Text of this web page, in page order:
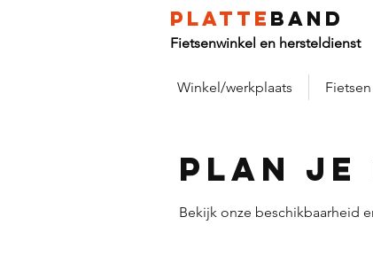
platte band
Fietsenwinkel en hersteldienst
Winkel/werkplaats Fietsen
Plan je
Bekijk onze beschikbaarheid